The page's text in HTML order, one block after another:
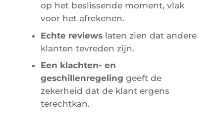
op het beslissende moment, vlak
voor het afrekenen.
Echte reviews laten zien dat andere
klanten tevreden zijn.
Een klachten- en
geschillenregeling geeft de
zekerheid dat de klant ergens
terechtkan.